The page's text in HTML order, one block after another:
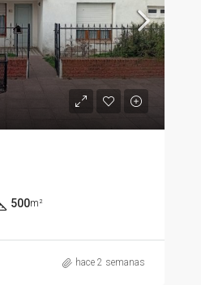
500m²
hace 2 semanas